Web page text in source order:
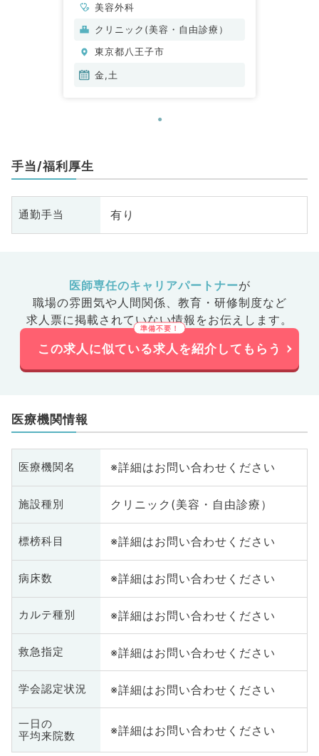
美容外科
クリニック(美容・自由診療）
東京都八王子市
金,土
手当/福利厚生
通勤手当 有り
医師専任のキャリアパートナーが
職場の雰囲気や人間関係、 教育・研修制度など
求人票に掲載されていない情報をお伝えします。
この求人に似ている求人を紹介してもらう
医療機関情報
医療機関名 ※詳細はお問い合わせください
施設種別 クリニック(美容・自由診療）
標榜科目 ※詳細はお問い合わせください
病床数 ※詳細はお問い合わせください
カルテ種別 ※詳細はお問い合わせください
救急指定 ※詳細はお問い合わせください
学会認定状況 ※詳細はお問い合わせください
一日の
平均来院数
※詳細はお問い合わせください